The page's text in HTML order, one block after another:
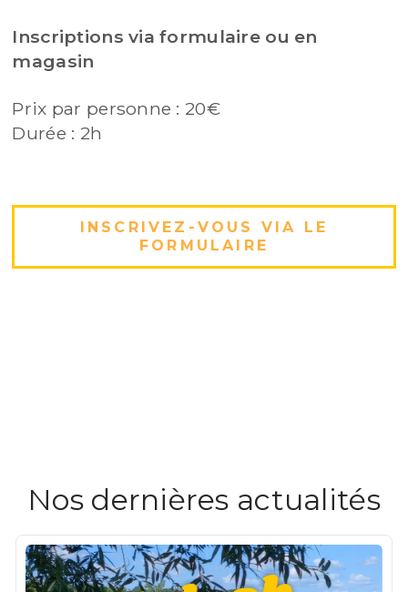
Inscriptions via formulaire ou en
magasin
Prix par personne : 20€
Durée : 2h
INSCRIVEZ-VOUS VIA LE
FORMULAIRE
Nos dernières actualités